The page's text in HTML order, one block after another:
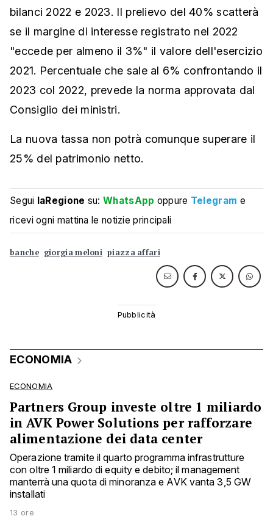
bilanci 2022 e 2023. Il prelievo del 40% scatterà
se il margine di interesse registrato nel 2022
"eccede per almeno il 3%" il valore dell'esercizio
2021. Percentuale che sale al 6% confrontando il
2023 col 2022, prevede la norma approvata dal
Consiglio dei ministri.
La nuova tassa non potrà comunque superare il
25% del patrimonio netto.
Segui laRegione su:WhatsApp oppure Telegram e
ricevi ogni mattina le notizie principali
banche giorgia meloni piazza affari
ECONOMIA
ECONOMIA
Partners Group investe oltre 1 miliardo
in AVK Power Solutions per rafforzare
alimentazione dei data center
Operazione tramite il quarto programma infrastrutture
con oltre 1 miliardo di equity e debito; il management
manterrà una quota di minoranza e AVK vanta 3,5 GW
installati
13 ore